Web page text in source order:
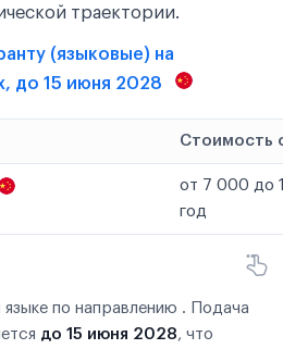
траектории.
(языковые) на
до 15 июня 2028
Стоимость
от 7 000 до
год
языке по направлению . Подача
до 15 июня 2028, что